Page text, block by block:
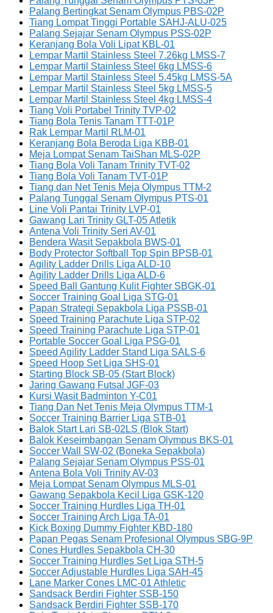
Palang Bertingkat Senam Olympus PBS-02P
Tiang Lompat Tinggi Portable SAHJ-ALU-025
Palang Sejajar Senam Olympus PSS-02P
Keranjang Bola Voli Lipat KBL-01
Lempar Martil Stainless Steel 7.26kg LMSS-7
Lempar Martil Stainless Steel 6kg LMSS-6
Lempar Martil Stainless Steel 5.45kg LMSS-5A
Lempar Martil Stainless Steel 5kg LMSS-5
Lempar Martil Stainless Steel 4kg LMSS-4
Tiang Voli Portabel Trinity TVP-02
Tiang Bola Tenis Tanam TTT-01P
Rak Lempar Martil RLM-01
Keranjang Bola Beroda Liga KBB-01
Meja Lompat Senam TaiShan MLS-02P
Tiang Bola Voli Tanam Trinity TVT-02
Tiang Bola Voli Tanam TVT-01P
Tiang dan Net Tenis Meja Olympus TTM-2
Palang Tunggal Senam Olympus PTS-01
Line Voli Pantai Trinity LVP-01
Gawang Lari Trinity GLT-05 Atletik
Antena Voli Trinity Seri AV-01
Bendera Wasit Sepakbola BWS-01
Body Protector Softball Top Spin BPSB-01
Agility Ladder Drills Liga ALD-10
Agility Ladder Drills Liga ALD-6
Speed Ball Gantung Kulit Fighter SBGK-01
Soccer Training Goal Liga STG-01
Papan Strategi Sepakbola Liga PSSB-01
Speed Training Parachute Liga STP-02
Speed Training Parachute Liga STP-01
Portable Soccer Goal Liga PSG-01
Speed Agility Ladder Stand Liga SALS-6
Speed Hoop Set Liga SHS-01
Starting Block SB-05 (Start Block)
Jaring Gawang Futsal JGF-03
Kursi Wasit Badminton Y-C01
Tiang Dan Net Tenis Meja Olympus TTM-1
Soccer Training Barrier Liga STB-01
Balok Start Lari SB-02LS (Blok Start)
Balok Keseimbangan Senam Olympus BKS-01
Soccer Wall SW-02 (Boneka Sepakbola)
Palang Sejajar Senam Olympus PSS-01
Antena Bola Voli Trinity AV-03
Meja Lompat Senam Olympus MLS-01
Gawang Sepakbola Kecil Liga GSK-120
Soccer Training Hurdles Liga TH-01
Soccer Training Arch Liga TA-01
Kick Boxing Dummy Fighter KBD-180
Papan Pegas Senam Profesional Olympus SBG-9P
Cones Hurdles Sepakbola CH-30
Soccer Training Hurdles Set Liga STH-5
Soccer Adjustable Hurdles Liga SAH-45
Lane Marker Cones LMC-01 Athletic
Sandsack Berdiri Fighter SSB-150
Sandsack Berdiri Fighter SSB-170